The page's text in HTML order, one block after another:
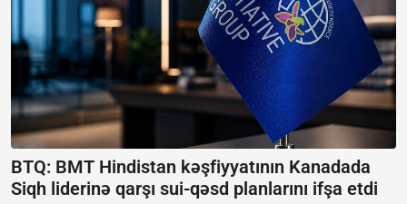
BTQ: BMT Hindistan kəşfiyyatının Kanadada
Siqh liderinə qarşı sui-qəsd planlarını ifşa etdi